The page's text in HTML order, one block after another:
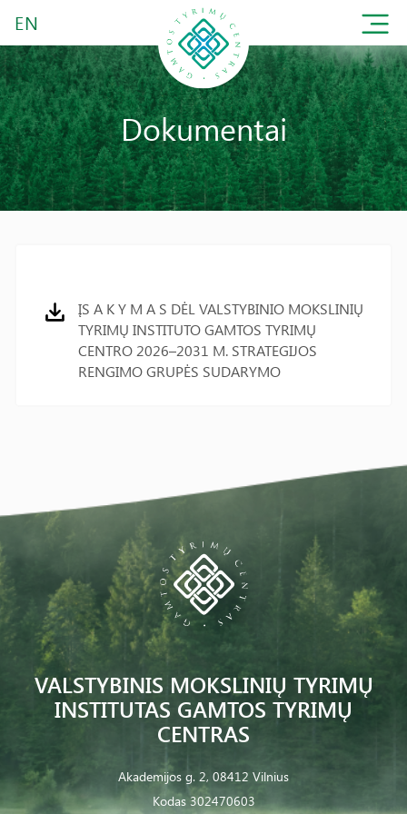
EN
Dokumentai
ĮS A K Y M A S DĖL VALSTYBINIO MOKSLINIŲ
TYRIMŲ INSTITUTO GAMTOS TYRIMŲ
CENTRO 2026–2031 M. STRATEGIJOS
RENGIMO GRUPĖS SUDARYMO
VALSTYBINIS MOKSLINIŲ TYRIMŲ
INSTITUTAS GAMTOS TYRIMŲ
CENTRAS
Akademijos g. 2, 08412 Vilnius
Kodas 302470603